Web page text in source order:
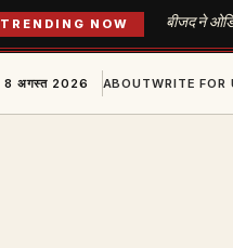
TRENDING NOW बीजद ने
8 अगस्त 2026 ABOUTWRITE FOR